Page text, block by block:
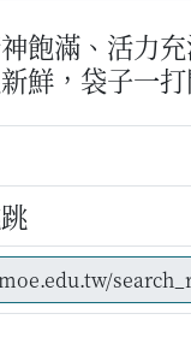
飽滿、活力充
鮮，袋子一